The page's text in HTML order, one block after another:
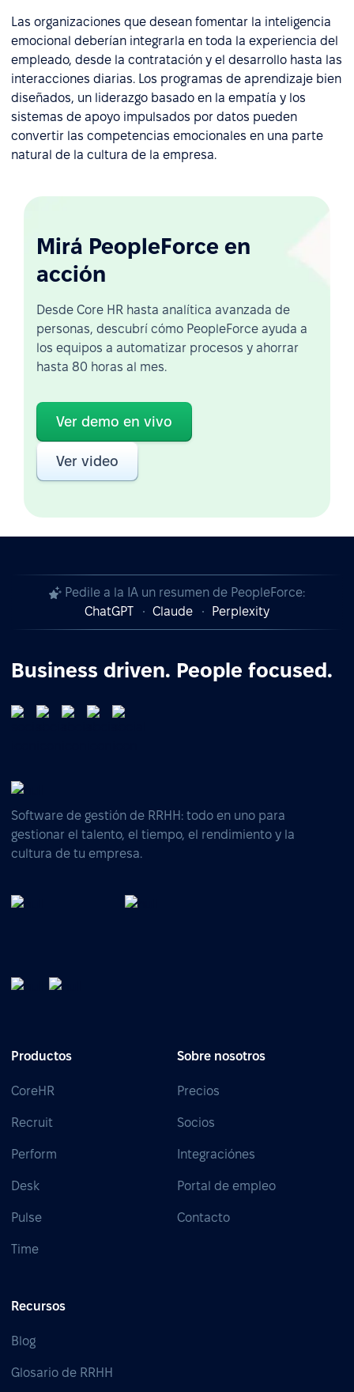
Las organizaciones que desean fomentar la inteligencia
emocional deberían integrarla en toda la experiencia del
empleado, desde la contratación y el desarrollo hasta las
interacciones diarias. Los programas de aprendizaje bien
diseñados, un liderazgo basado en la empatía y los
sistemas de apoyo impulsados por datos pueden
convertir las competencias emocionales en una parte
natural de la cultura de la empresa.
Mirá PeopleForce en
acción
Desde Core HR hasta analítica avanzada de
personas, descubrí cómo PeopleForce ayuda a
los equipos a automatizar procesos y ahorrar
hasta 80 horas al mes.
Ver demo en vivo
Ver video
Pedile a la IA un resumen de PeopleForce:
ChatGPT
Claude Perplexity
Business driven. People focused.
Software de gestión de RRHH: todo en uno para
gestionar el talento, el tiempo, el rendimiento y la
cultura de tu empresa.
Productos
CoreHR
Recruit
Perform
Desk
Pulse
Time
Sobre nosotros
Precios
Socios
Integraciónes
Portal de empleo
Contacto
Recursos
Blog
Glosario de RRHH